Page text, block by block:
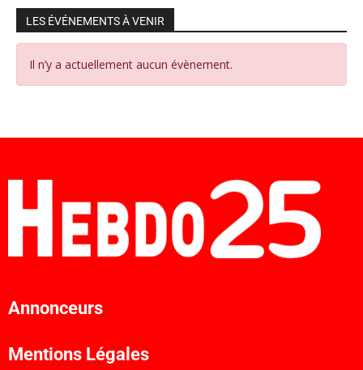
LES ÉVÉNEMENTS À VENIR
Il n’y a actuellement aucun évènement.
Annonceurs
Mentions Légales